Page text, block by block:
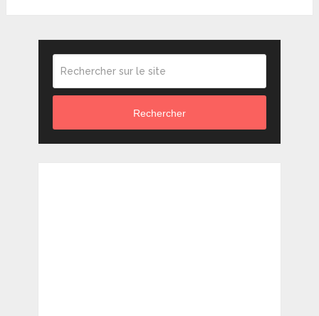
Rechercher